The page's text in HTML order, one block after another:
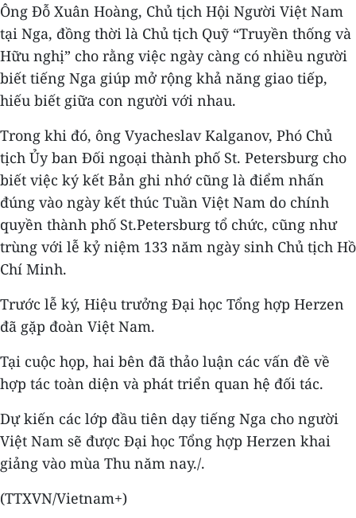
Ông Đỗ Xuân Hoàng, Chủ tịch Hội Người Việt Nam
tại Nga, đồng thời là Chủ tịch Quỹ “Truyền thống và
Hữu nghị” cho rằng việc ngày càng có nhiều người
biết tiếng Nga giúp mở rộng khả năng giao tiếp,
hiếu biết giữa con người với nhau.
Trong khi đó, ông Vyacheslav Kalganov, Phó Chủ
tịch Ủy ban Đối ngoại thành phố St. Petersburg cho
biết việc ký kết Bản ghi nhớ cũng là điểm nhấn
đúng vào ngày kết thúc Tuần Việt Nam do chính
quyền thành phố St.Petersburg tổ chức, cũng như
trùng với lễ kỷ niệm 133 năm ngày sinh Chủ tịch Hồ
Chí Minh.
Trước lễ ký, Hiệu trưởng Đại học Tổng hợp Herzen
đã gặp đoàn Việt Nam.
Tại cuộc họp, hai bên đã thảo luận các vấn đề về
hợp tác toàn diện và phát triển quan hệ đối tác.
Dự kiến các lớp đầu tiên dạy tiếng Nga cho người
Việt Nam sẽ được Đại học Tổng hợp Herzen khai
giảng vào mùa Thu năm nay./.
(TTXVN/Vietnam+)